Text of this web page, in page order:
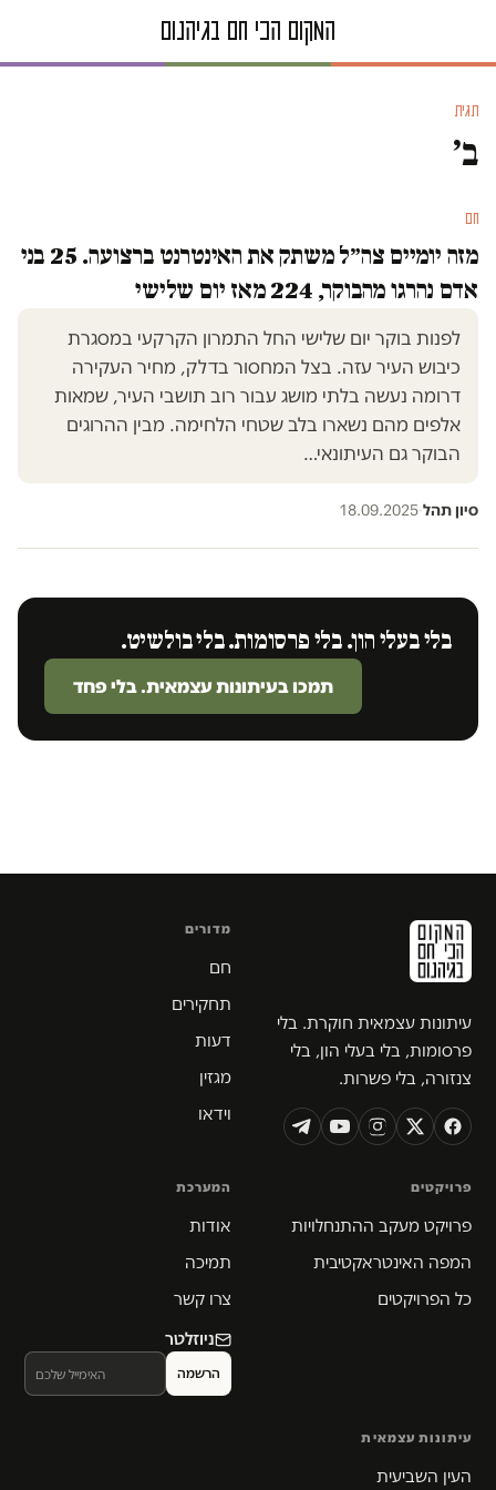
תגית
ב׳
חם
מזה יומיים צה״ל משתק את האינטרנט ברצועה. 25 בני
אדם נהרגו מהבוקר, 224 מאז יום שלישי
לפנות בוקר יום שלישי החל התמרון הקרקעי במסגרת
כיבוש העיר עזה. בצל המחסור בדלק, מחיר העקירה
דרומה נעשה בלתי מושג עבור רוב תושבי העיר, שמאות
אלפים מהם נשארו בלב שטחי הלחימה. מבין ההרוגים
הבוקר גם העיתונאי…
סיון תהל·
18.09.2025
בלי בעלי הון. בלי פרסומות. בלי בולשיט.
תמכו בעיתונות עצמאית. בלי פחד
עיתונות עצמאית חוקרת. בלי
פרסומות, בלי בעלי הון, בלי
צנזורה, בלי פשרות.
מדורים
חם
תחקירים
דעות
מגזין
וידאו
פרויקטים
פרויקט מעקב ההתנחלויות
המפה האינטראקטיבית
כל הפרויקטים
המערכת
אודות
תמיכה
צרו קשר
ניוזלטר
עיתונות עצמאית
העין השביעית